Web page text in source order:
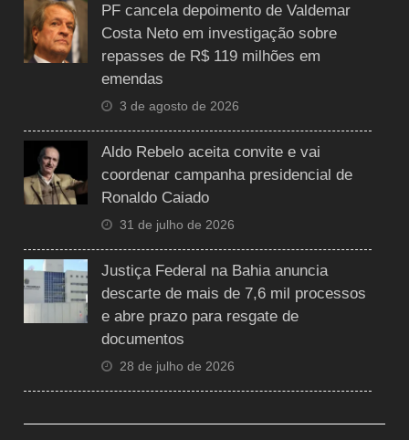
PF cancela depoimento de Valdemar
Costa Neto em investigação sobre
repasses de R$ 119 milhões em
emendas
3 de agosto de 2026
Aldo Rebelo aceita convite e vai
coordenar campanha presidencial de
Ronaldo Caiado
31 de julho de 2026
Justiça Federal na Bahia anuncia
descarte de mais de 7,6 mil processos
e abre prazo para resgate de
documentos
28 de julho de 2026